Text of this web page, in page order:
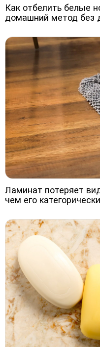
Как отбелить белые
домашний метод без
Ламинат потеряет
чем его